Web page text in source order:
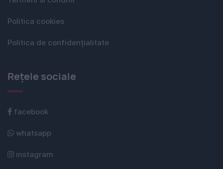
Politica cookies
Politica de confidențialitate
Rețele sociale
facebook
whatsapp
instagram